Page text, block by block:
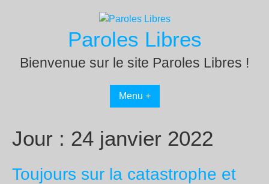
Paroles Libres
Bienvenue sur le site Paroles Libres !
Menu +
Jour : 24 janvier 2022
Toujours sur la catastrophe et